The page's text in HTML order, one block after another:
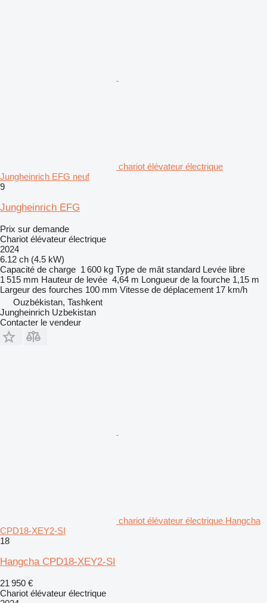
chariot élévateur électrique
Jungheinrich EFG neuf
9
Jungheinrich EFG
Prix sur demande
Chariot élévateur électrique
2024
6.12 ch (4.5 kW)
Capacité de charge 1 600 kg Type de mât standard Levée libre
1 515 mm Hauteur de levée 4,64 m Longueur de la fourche 1,15 m
Largeur des fourches 100 mm Vitesse de déplacement 17 km/h
Ouzbékistan, Tashkent
Jungheinrich Uzbekistan
Contacter le vendeur
chariot élévateur électrique Hangcha
CPD18-XEY2-SI
18
Hangcha CPD18-XEY2-SI
21 950 €
Chariot élévateur électrique